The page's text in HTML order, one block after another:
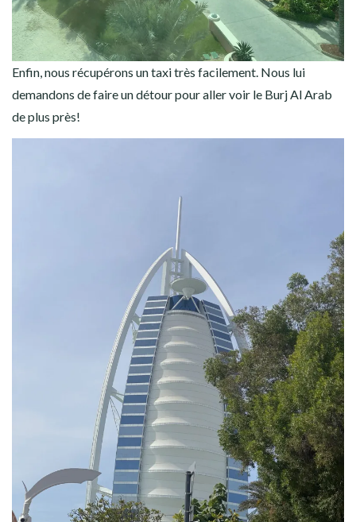
Enfin, nous récupérons un taxi très facilement. Nous lui
demandons de faire un détour pour aller voir le Burj Al Arab
de plus près!